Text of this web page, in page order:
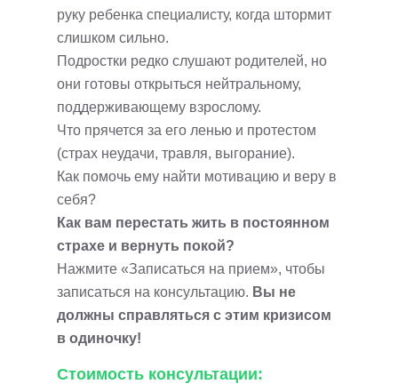
руку ребенка специалисту, когда штормит
слишком сильно.
Подростки редко слушают родителей, но
они готовы открыться нейтральному,
поддерживающему взрослому.
Что прячется за его ленью и протестом
(страх неудачи, травля, выгорание).
Как помочь ему найти мотивацию и веру в
себя?
Как вам перестать жить в постоянном
страхе и вернуть покой?
Нажмите «Записаться на прием», чтобы
записаться на консультацию. Вы не
должны справляться с этим кризисом
в одиночку!
Стоимость консультации: